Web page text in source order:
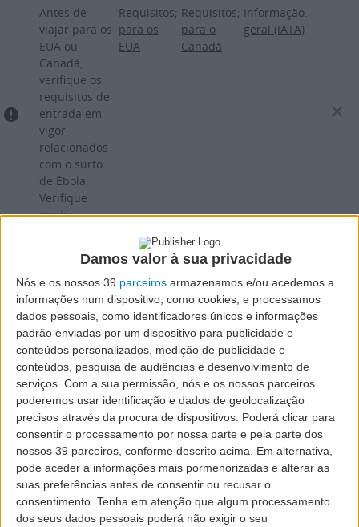
Damos valor à sua privacidade
Nós e os nossos 39 parceiros armazenamos e/ou acedemos a
informações num dispositivo, como cookies, e processamos
dados pessoais, como identificadores únicos e informações
padrão enviadas por um dispositivo para publicidade e
conteúdos personalizados, medição de publicidade e
conteúdos, pesquisa de audiências e desenvolvimento de
serviços. Com a sua permissão, nós e os nossos parceiros
poderemos usar identificação e dados de geolocalização
precisos através da procura de dispositivos. Poderá clicar para
consentir o processamento por nossa parte e pela parte dos
nossos 39 parceiros, conforme descrito acima. Em alternativa,
pode aceder a informações mais pormenorizadas e alterar as
suas preferências antes de consentir ou recusar o
consentimento. Tenha em atenção que algum processamento
dos seus dados pessoais poderá não exigir o seu
Passar
para
o
Antes de
viajar para os
EUA ou
Canadá,
verifique os
requisitos de
entrada em
vigor
relacionados
com o surto
de Ébola.
Verifique
aqui:
Requisitos
para os
EUA
; Requisitos
para o
Canadá
; Informação
geral (IATA)
.
Grupo SATA
Investidores
Governo Societário
Notícias
Sustentabilidade
Recrutamento
Frota
Revista de Bordo
Cibersegurança